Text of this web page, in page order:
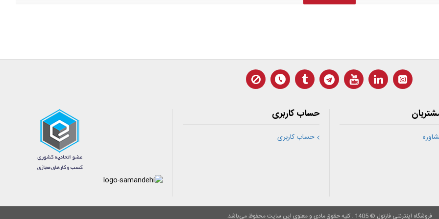
حساب کاربری
حساب کاربری
فروشگاه اینترنتی فازنول © 1405 . کلیه حقوق مادی و معنوی این سایت محفوظ می‌باشد.